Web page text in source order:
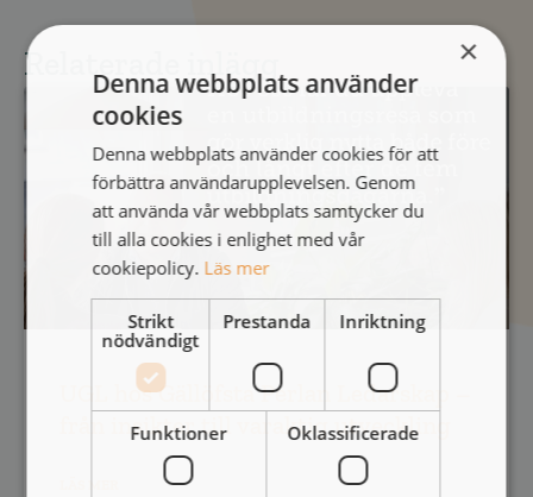
Relaterade inlägg
UGL hos Gällöfsta Perlan Ledarskap –
från insikter till varaktig utveckling
×
Denna webbplats använder
cookies
Denna webbplats använder cookies för att
förbättra användarupplevelsen. Genom
att använda vår webbplats samtycker du
till alla cookies i enlighet med vår
cookiepolicy. Läs mer
Strikt
nödvändigt
Prestanda Inriktning
Funktioner Oklassificerade